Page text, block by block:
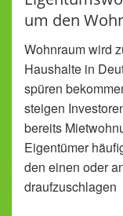
um den
Wohnraum wird
Haushalte in
spüren
steigen
bereits
Eigentümer
den einen oder
draufzuschlagen